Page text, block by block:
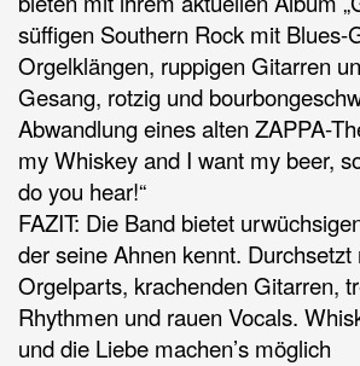
süffigen Southern Rock mit Blues-
Orgelklängen, ruppigen Gitarren
Gesang, rotzig und
Abwandlung eines alten ZAPPA-
my Whiskey and I want my beer,
do you hear!“
FAZIT: Die Band bietet
der seine Ahnen kennt. Durchsetzt
Orgelparts, krachenden Gitarren,
Rhythmen und rauen Vocals.
und die Liebe machen’s möglich